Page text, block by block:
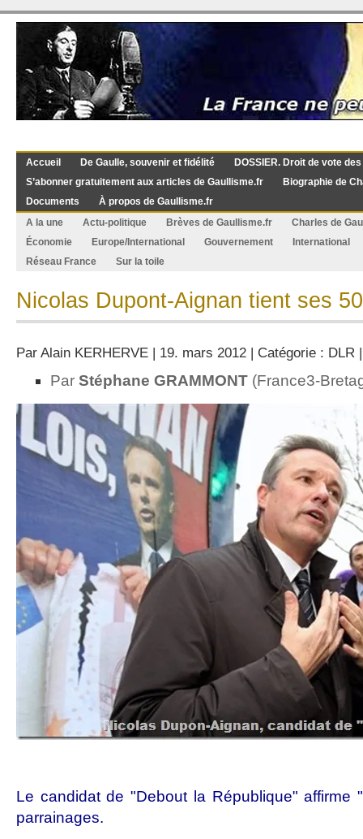
Accueil De Gaulle, souvenir et fidélité
DOSSIER. Droit de vote
S’abonner gratuitement aux articles de Gaullisme.fr
Biographie de
Documents
À propos de Gaullisme.fr
A la une
Actu-politique Brèves de Gaullisme.fr
Charles de
Économie
Europe/International Gouvernement
International
Réseau France
Sur la toile
Nicolas Dupont-Aignan tient ses
Par Alain KERHERVE | 19. mars 2012 | Catégorie : DLR
Par Stéphane GRAMMONT (France3-
Le candidat de "Debout la République" affirme
parrainages.